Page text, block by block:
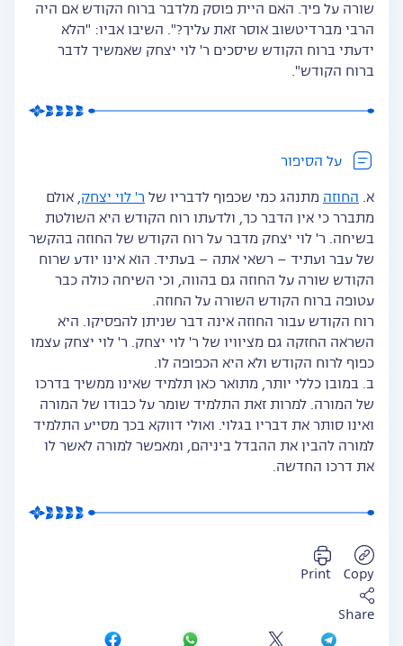
שורה על פיך. האם היית פוסק מלדבר ברוח הקודש אם היה
הרבי מברדיטשוב אוסר זאת עליך?". השיבו אביו: "הלא
ידעתי ברוח הקודש שיסכים ר' לוי יצחק שאמשיך לדבר
ברוח הקודש".
על הסיפור
א. החוזה מתנהג כמי שכפוף לדבריו של ר' לוי יצחק, אולם
מתברר כי אין הדבר כך, ולדעתו רוח הקודש היא השולטת
בשיחה. ר' לוי יצחק מדבר על רוח הקודש של החוזה בהקשר
של עבר ועתיד – רשאי אתה – בעתיד. הוא אינו יודע שרוח
הקודש שורה על החוזה גם בהווה, וכי השיחה כולה כבר
עטופה ברוח הקודש השורה על החוזה.
רוח הקודש עבור החוזה אינה דבר שניתן להפסיקו. היא
השראה החזקה גם מציוויו של ר' לוי יצחק. ר' לוי יצחק עצמו
כפוף לרוח הקודש ולא היא הכפופה לו.
ב. במובן כללי יותר, מתואר כאן תלמיד שאינו ממשיך בדרכו
של המורה. למרות זאת התלמיד שומר על כבודו של המורה
ואינו סותר את דבריו בגלוי. ואולי דווקא בכך מסייע התלמיד
למורה להבין את ההבדל ביניהם, ומאפשר למורה לאשר לו
את דרכו החדשה.
Copy
Print
Share